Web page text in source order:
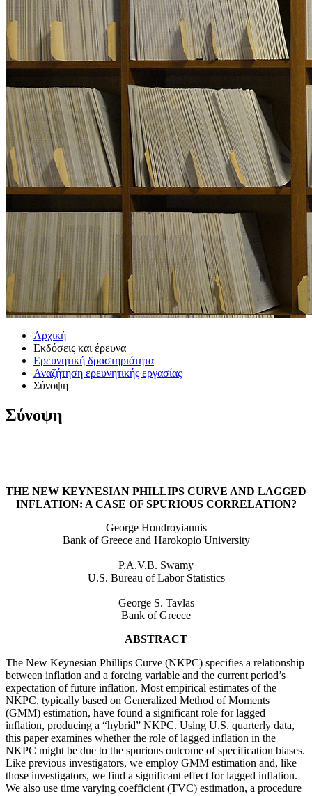
Αρχική
Εκδόσεις και έρευνα
Ερευνητική δραστηριότητα
Αναζήτηση ερευνητικής εργασίας
Σύνοψη
Σύνοψη
THE NEW KEYNESIAN PHILLIPS CURVE AND LAGGED
INFLATION: A CASE OF SPURIOUS CORRELATION?
George Hondroyiannis
Bank of Greece and Harokopio University
P.A.V.B. Swamy
U.S. Bureau of Labor Statistics
George S. Tavlas
Bank of Greece
ABSTRACT
The New Keynesian Phillips Curve (NKPC) specifies a relationship
between inflation and a forcing variable and the current period’s
expectation of future inflation. Most empirical estimates of the
NKPC, typically based on Generalized Method of Moments
(GMM) estimation, have found a significant role for lagged
inflation, producing a “hybrid” NKPC. Using U.S. quarterly data,
this paper examines whether the role of lagged inflation in the
NKPC might be due to the spurious outcome of specification biases.
Like previous investigators, we employ GMM estimation and, like
those investigators, we find a significant effect for lagged inflation.
We also use time varying coefficient (TVC) estimation, a procedure